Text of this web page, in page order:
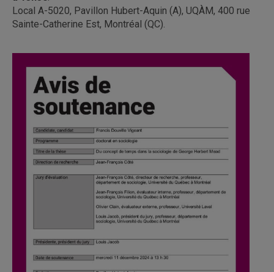
Local A-5020, Pavillon Hubert-Aquin (A), UQÀM, 400 rue
Sainte-Catherine Est, Montréal (QC).